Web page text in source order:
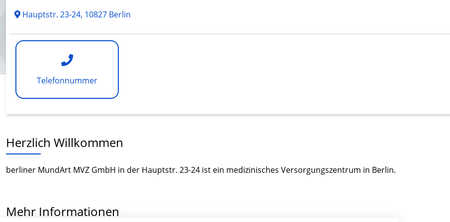
Hauptstr. 23-24, 10827 Berlin
Telefonnummer
Herzlich Willkommen
berliner MundArt MVZ GmbH in der Hauptstr. 23-24 ist ein medizinisches Versorgungszentrum in Berlin.
Mehr Informationen